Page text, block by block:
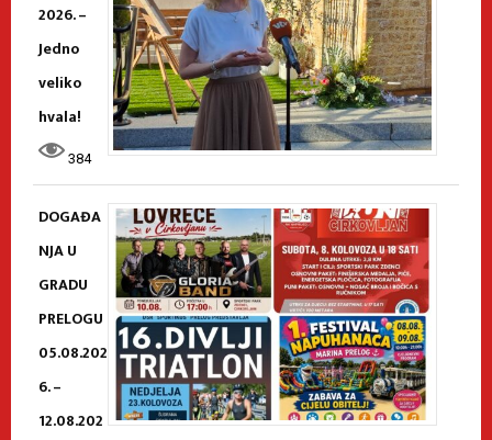
2026. –
Jedno
veliko
hvala!
384
DOGAĐA
NJA U
GRADU
PRELOGU
05.08.202
6. –
12.08.202